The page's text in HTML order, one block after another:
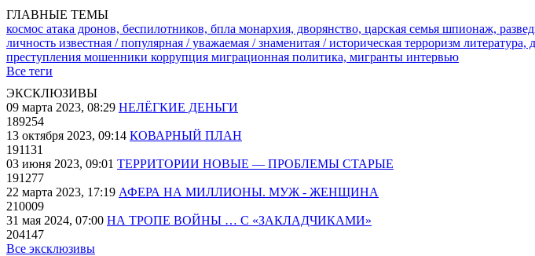
ГЛАВНЫЕ ТЕМЫ
космос атака дронов, беспилотников, бпла монархия, дворянство, царская семья шпионаж,
личность известная / популярная / уважаемая / знаменитая / историческая терроризм литература,
преступления мошенники коррупция миграционная политика, мигранты интервью
Все теги
ЭКСКЛЮЗИВЫ
09 марта 2023, 08:29 НЕЛЁГКИЕ ДЕНЬГИ
189254
13 октября 2023, 09:14 КОВАРНЫЙ ПЛАН
191131
03 июня 2023, 09:01 ТЕРРИТОРИИ НОВЫЕ — ПРОБЛЕМЫ СТАРЫЕ
191277
22 марта 2023, 17:19 АФЕРА НА МИЛЛИОНЫ. МУЖ - ЖЕНЩИНА
210009
31 мая 2024, 07:00 НА ТРОПЕ ВОЙНЫ … С «ЗАКЛАДЧИКАМИ»
204147
Все эксклюзивы